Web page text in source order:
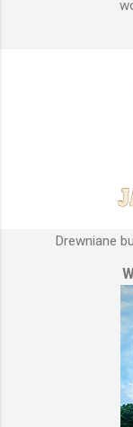
odbiorców.
Drewniane